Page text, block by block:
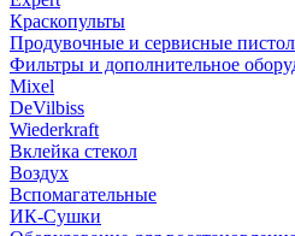
Краскопульты
Продувочные и сервисные
Фильтры и дополнительное
Mixel
DeVilbiss
Wiederkraft
Вклейка стекол
Воздух
Вспомагательные
ИК-Сушки